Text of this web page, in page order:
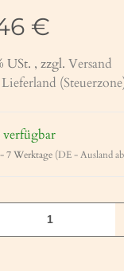
€
USt. , zzgl. Versand
7 Werktage (DE - Ausland